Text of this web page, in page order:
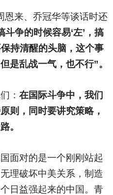
恩来、乔冠华等谈话时还
争的时候容易‘左’，搞
持清醒的头脑，这个事
是乱战一气，也不行”。
： 在国际斗争中，我们
则，同时要讲究策略，
。
面对的是一个刚刚站起
理破坏中美关系，制造
日益强起来的中国。青